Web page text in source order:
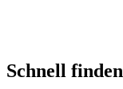
Schnell finden